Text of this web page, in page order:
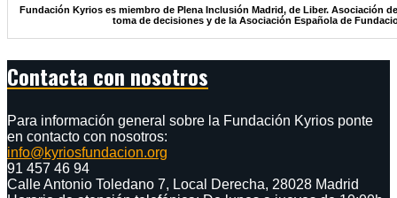
Fundación Kyrios es miembro de Plena Inclusión Madrid, de Liber. Asociación
toma de decisiones y de la Asociación Española de
Contacta con nosotros
Para información general sobre la Fundación Kyrios ponte
en contacto con nosotros:
info@kyriosfundacion.org
91 457 46 94
Calle Antonio Toledano 7, Local Derecha, 28028 Madrid